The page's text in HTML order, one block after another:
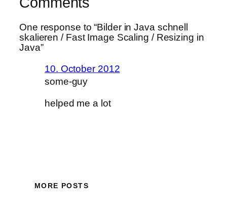
One response to “Bilder in Java schnell
skalieren / Fast Image Scaling / Resizing in
Java”
10. October 2012
some-guy
helped me a lot
MORE POSTS